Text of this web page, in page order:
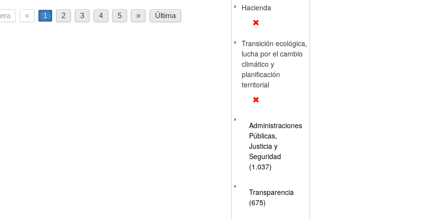
« 1 2 3 4 5 » Última
Hacienda
Transición ecológica,
lucha por el cambio
climático y
planificación
territorial
Administraciones
Públicas,
Justicia y
Seguridad
(1.037)
Transparencia
(675)